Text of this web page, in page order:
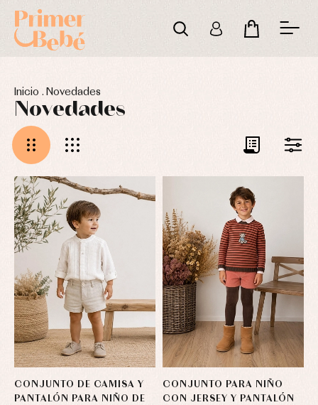
Inicio . Novedades
Novedades
CONJUNTO DE CAMISA Y
PANTALÓN PARA NIÑO DE
CONJUNTO PARA NIÑO
CON JERSEY Y PANTALÓN